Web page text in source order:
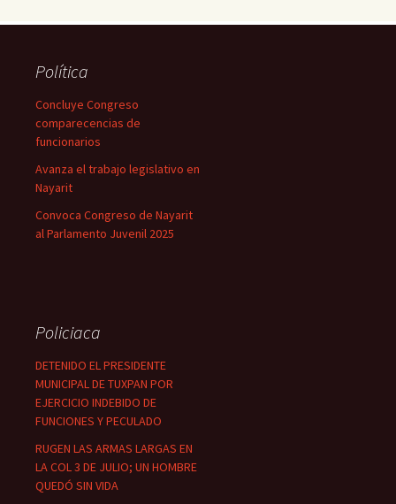
Política
Concluye Congreso
comparecencias de
funcionarios
Avanza el trabajo legislativo en
Nayarit
Convoca Congreso de Nayarit
al Parlamento Juvenil 2025
Policiaca
DETENIDO EL PRESIDENTE
MUNICIPAL DE TUXPAN POR
EJERCICIO INDEBIDO DE
FUNCIONES Y PECULADO
RUGEN LAS ARMAS LARGAS EN
LA COL 3 DE JULIO; UN HOMBRE
QUEDÓ SIN VIDA